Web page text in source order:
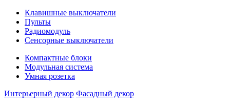
Клавишные выключатели
Пульты
Радиомодуль
Сенсорные выключатели
Компактные блоки
Модульная система
Умная розетка
Интерьерный декор Фасадный декор